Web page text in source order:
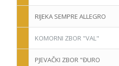
RIJEKA SEMPRE ALLEGRO
KOMORNI ZBOR "VAL"
PJEVAČKI ZBOR "ĐURO